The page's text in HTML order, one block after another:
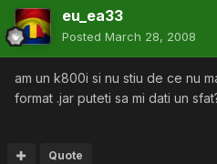
eu_ea33
Posted March 28, 2008
am un k800i si nu stiu de ce nu
format .jar puteti sa mi dati un
Quote